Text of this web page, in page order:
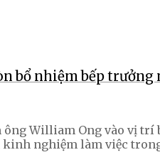
bổ nhiệm bếp trưởng
William Ong vào vị
nghiệm làm việc